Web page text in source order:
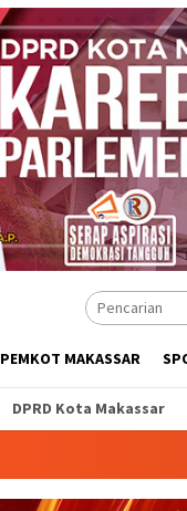
PEMKOT MAKASSAR
DPRD Kota Makassar